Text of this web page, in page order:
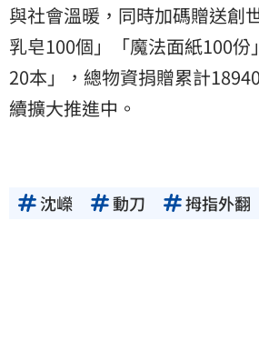
與社會溫暖，同時加碼贈送創
乳皂100個」「魔法面紙100份
20本」，總物資捐贈累計
續擴大推進中。
沈嶸 動刀 拇指外翻